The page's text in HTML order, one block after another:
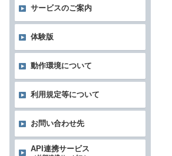
サービスのご案内
体験版
動作環境について
利用規定等について
お問い合わせ先
API連携サービス